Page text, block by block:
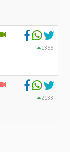
1355
2133